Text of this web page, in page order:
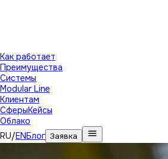
Как работает
Преимущества
Системы
Modular Line
Клиентам
СферыКейсы
Облако
RU/ENБлог Заявка